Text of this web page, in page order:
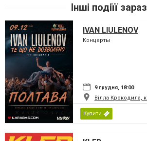
Інші подіїї зараз
IVAN LIULENOV
Концерты
9 грудня, 18:00
Вілла Крокодила,
Купити